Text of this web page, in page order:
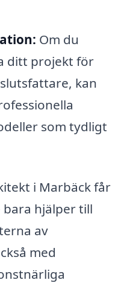
Om du
ditt projekt för
kan
som tydligt
i Marbäck får
hjälper till
av
med